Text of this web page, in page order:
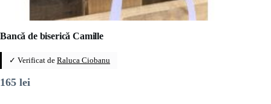
Bancă de biserică Camille
✓ Verificat de Raluca Ciobanu
165 lei